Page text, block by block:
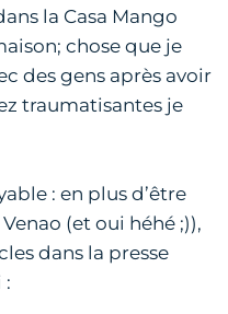
la Casa Mango
chose que je
des gens après avoir
traumatisantes je
: en plus d’être
(et oui héhé ;)),
dans la presse
: